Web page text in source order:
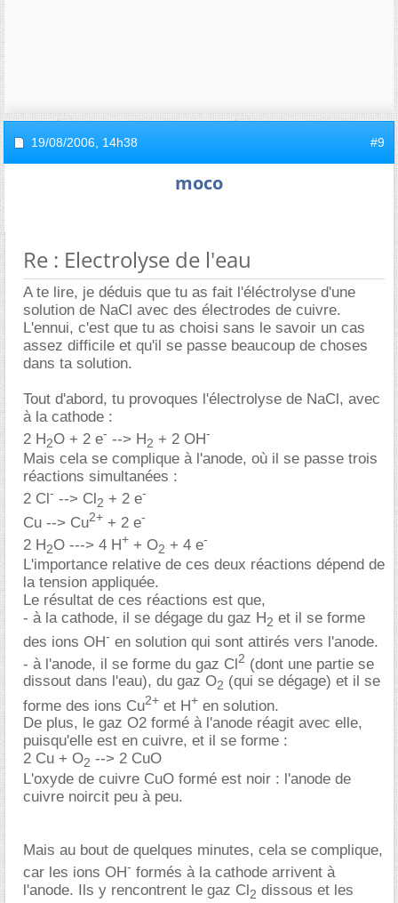
19/08/2006, 14h38 #9
moco
Re : Electrolyse de l'eau
A te lire, je déduis que tu as fait l'éléctrolyse d'une
solution de NaCl avec des électrodes de cuivre.
L'ennui, c'est que tu as choisi sans le savoir un cas
assez difficile et qu'il se passe beaucoup de choses
dans ta solution.
Tout d'abord, tu provoques l'électrolyse de NaCl, avec
à la cathode :
2 H2O + 2 e- --> H2 + 2 OH-
Mais cela se complique à l'anode, où il se passe trois
réactions simultanées :
2 Cl- --> Cl2 + 2 e-
Cu --> Cu2+ + 2 e-
2 H2O ---> 4 H+ + O2 + 4 e-
L'importance relative de ces deux réactions dépend de
la tension appliquée.
Le résultat de ces réactions est que,
- à la cathode, il se dégage du gaz H2 et il se forme
des ions OH- en solution qui sont attirés vers l'anode.
- à l'anode, il se forme du gaz Cl2 (dont une partie se
dissout dans l'eau), du gaz O2 (qui se dégage) et il se
forme des ions Cu2+ et H+ en solution.
De plus, le gaz O2 formé à l'anode réagit avec elle,
puisqu'elle est en cuivre, et il se forme :
2 Cu + O2 --> 2 CuO
L'oxyde de cuivre CuO formé est noir : l'anode de
cuivre noircit peu à peu.
Mais au bout de quelques minutes, cela se complique,
car les ions OH- formés à la cathode arrivent à
l'anode. Ils y rencontrent le gaz Cl2 dissous et les